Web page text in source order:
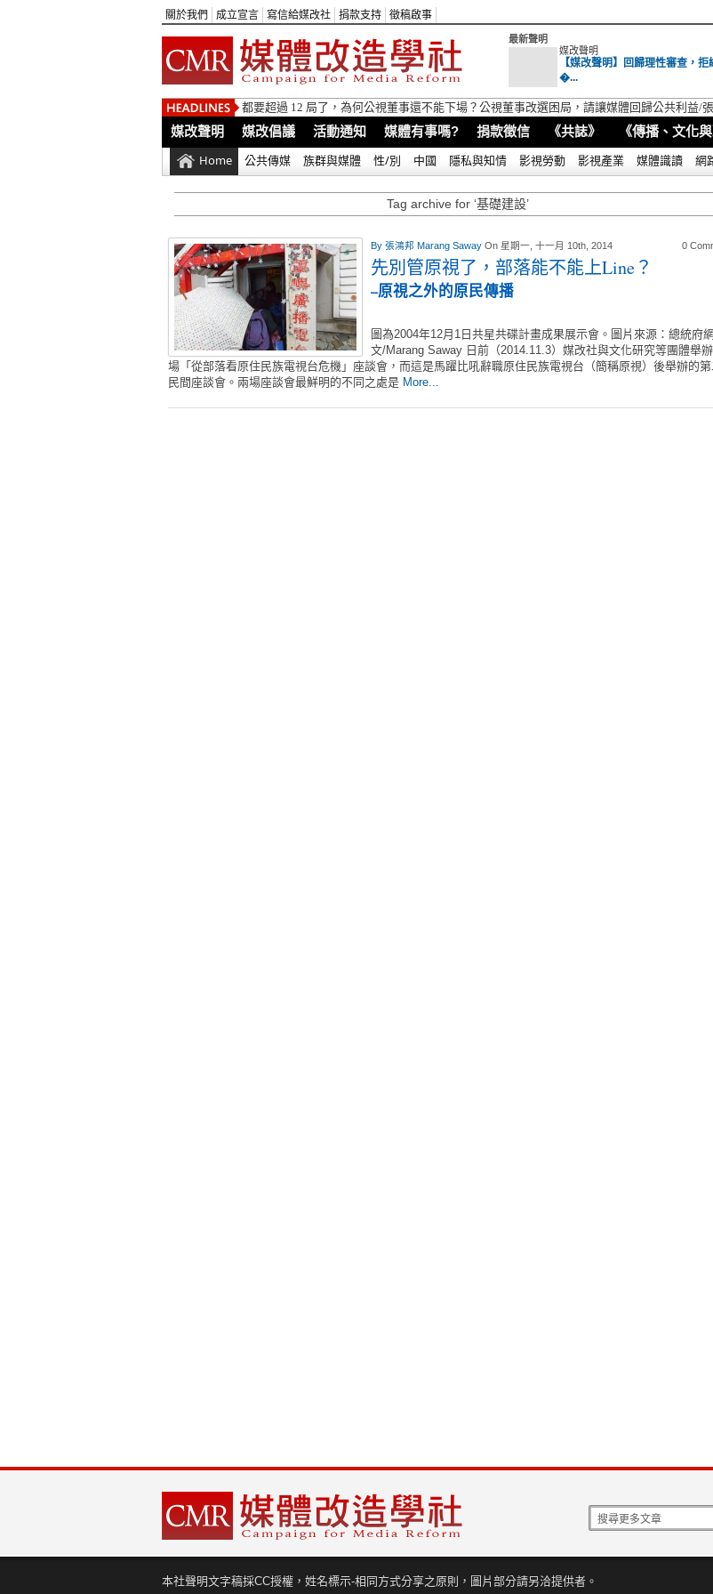
關於我們 成立宣言 寫信給媒改社 捐款支持 徵稿啟事
最新聲明
媒改聲明
【媒改聲明】回歸理性審查，拒
�...
都要超過 12 局了，為何公視董事還不能下場？公視董事改選困局，請讓媒體回歸公共利益/
媒改聲明 媒改倡議 活動通知 媒體有事嗎? 捐款徵信 《共誌》 《傳播、文化與
Home 公共傳媒 族群與媒體 性/別 中國 隱私與知情 影視勞動 影視產業 媒體識讀 網
Tag archive for ‘基礎建設’
By 張鴻邦 Marang Saway On 星期一, 十一月 10th, 2014 0
先別管原視了，部落能不能上Line？
–原視之外的原民傳播
圖為2004年12月1日共星共碟計畫成果展示會。圖片來源：總統府
文/Marang Saway 日前（2014.11.3）媒改社與文化研究等團體舉
場「從部落看原住民族電視台危機」座談會，而這是馬躍比吼辭職原住民族電視台（簡稱原視）後舉辦的
民間座談會。兩場座談會最鮮明的不同之處是 More...
本社聲明文字稿採CC授權，姓名標示-相同方式分享之原則，圖片部分請另洽提供者。